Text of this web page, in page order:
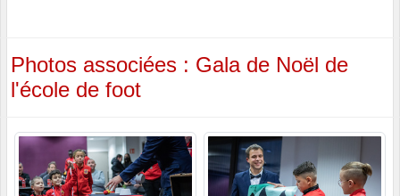
Photos associées : Gala de Noël de
l'école de foot